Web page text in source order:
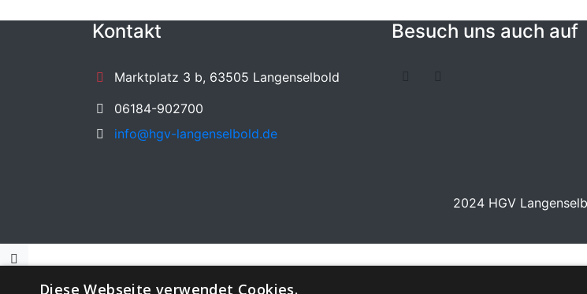
Kontakt
Marktplatz 3 b, 63505 Langenselbold
06184-902700
info@hgv-langenselbold.de
Besuch uns auch auf
2024 HGV
Diese Webseite verwendet Cookies.